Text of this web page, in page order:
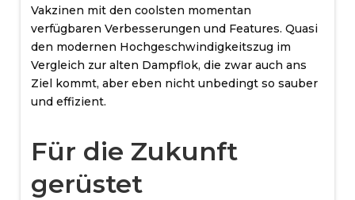
Vakzinen mit den coolsten momentan
verfügbaren Verbesserungen und Features. Quasi
den modernen Hochgeschwindigkeitszug im
Vergleich zur alten Dampflok, die zwar auch ans
Ziel kommt, aber eben nicht unbedingt so sauber
und effizient.
Für die Zukunft
gerüstet